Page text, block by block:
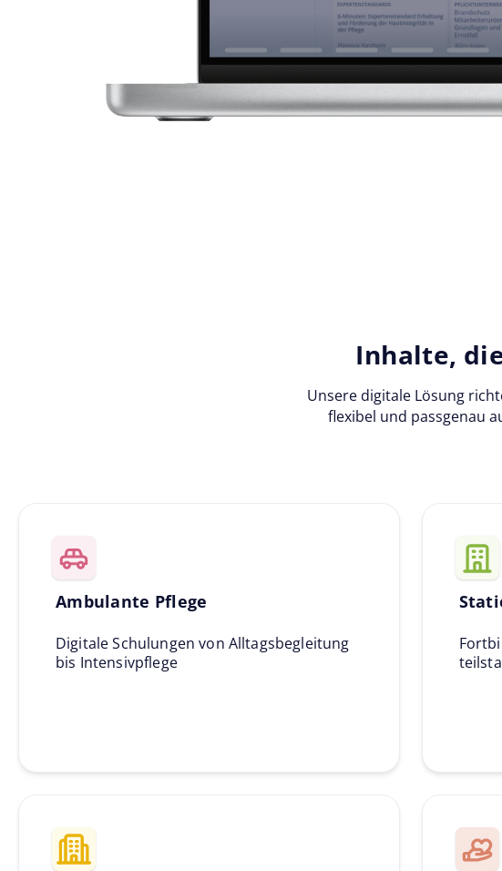
Inhalte,
Unsere digitale Lösung
flexibel und passgenau
Ambulante Pflege
Digitale Schulungen von Alltagsbegleitung
bis Intensivpflege